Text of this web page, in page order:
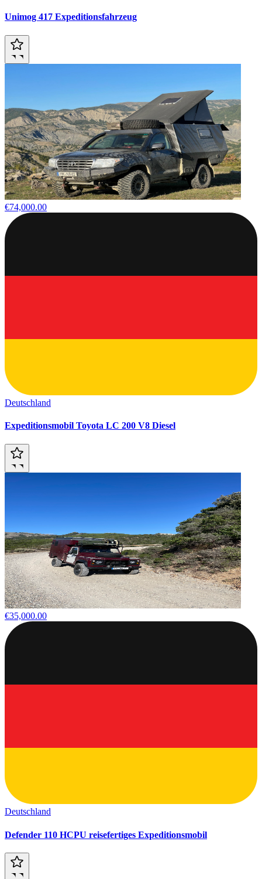
Unimog 417 Expeditionsfahrzeug
€74,000.00
Deutschland
Expeditionsmobil Toyota LC 200 V8 Diesel
€35,000.00
Deutschland
Defender 110 HCPU reisefertiges Expeditionsmobil